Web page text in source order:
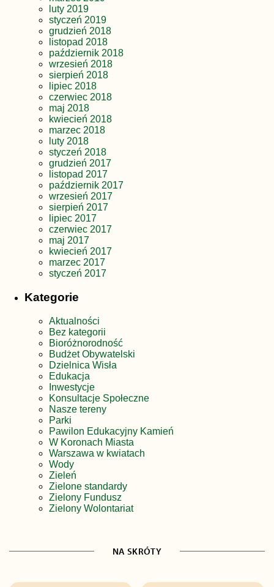
luty 2019
styczeń 2019
grudzień 2018
listopad 2018
październik 2018
wrzesień 2018
sierpień 2018
lipiec 2018
czerwiec 2018
maj 2018
kwiecień 2018
marzec 2018
luty 2018
styczeń 2018
grudzień 2017
listopad 2017
październik 2017
wrzesień 2017
sierpień 2017
lipiec 2017
czerwiec 2017
maj 2017
kwiecień 2017
marzec 2017
styczeń 2017
Kategorie
Aktualności
Bez kategorii
Bioróżnorodność
Budżet Obywatelski
Dzielnica Wisła
Edukacja
Inwestycje
Konsultacje Społeczne
Nasze tereny
Parki
Pawilon Edukacyjny Kamień
W Koronach Miasta
Warszawa w kwiatach
Wody
Zieleń
Zielone standardy
Zielony Fundusz
Zielony Wolontariat
NA SKRÓTY